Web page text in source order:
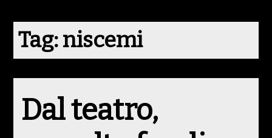
Tag:niscemi
Dal teatro,